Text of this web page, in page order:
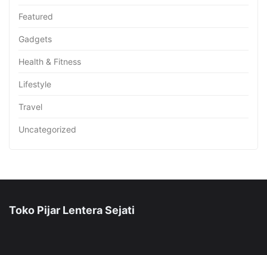
Featured
Gadgets
Health & Fitness
Lifestyle
Travel
Uncategorized
Toko Pijar Lentera Sejati